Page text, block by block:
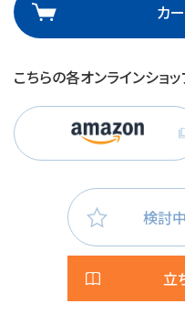
カ
こちらの各オンラインショ
検討
立